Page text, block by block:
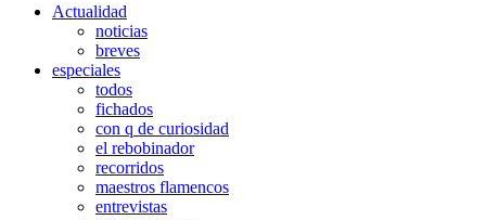
Actualidad
noticias
breves
especiales
todos
fichados
con q de curiosidad
el rebobinador
recorridos
maestros flamencos
entrevistas